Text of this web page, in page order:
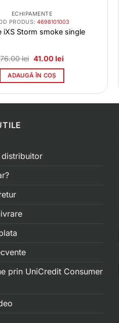
ECHIPAMENTE
PRODUS:4698101003
iXS Storm smoke single
76.00lei Prețul
a
fost:
41.00 leiPrețul
este:
ADAUGĂ ÎN COȘ
distribuitor
prin UniCredit Consumer